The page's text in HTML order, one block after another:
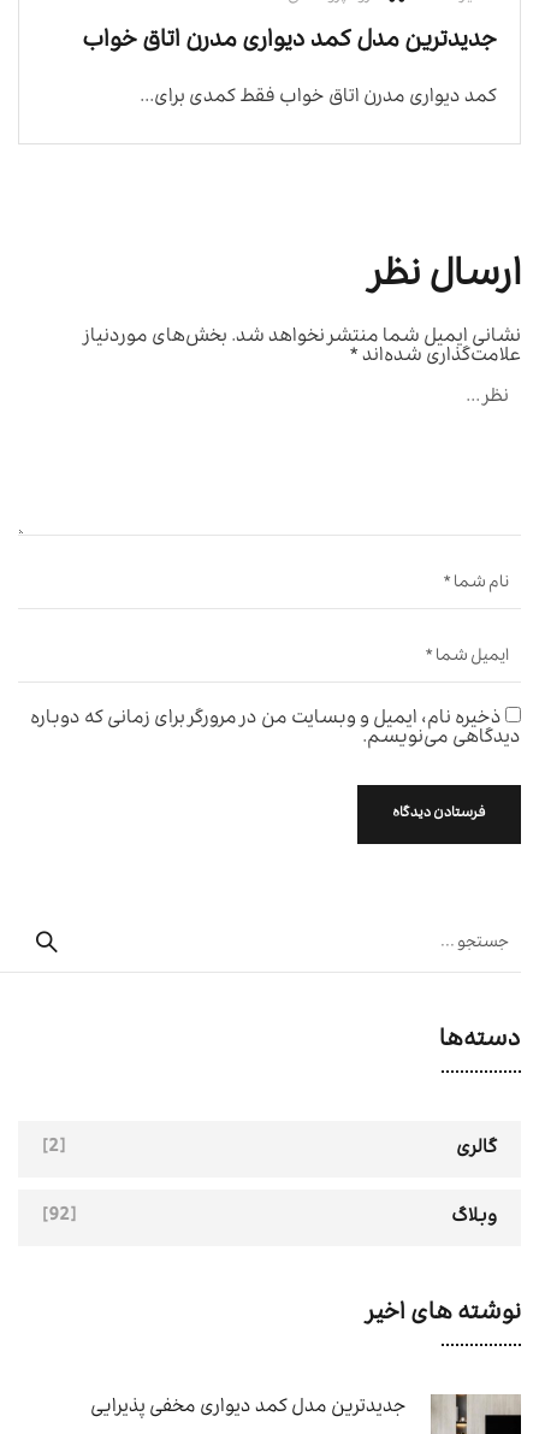
جدیدترین مدل کمد دیواری مدرن اتاق خواب
کمد دیواری مدرن اتاق خواب فقط کمدی برای...
ارسال نظر
نشانی ایمیل شما منتشر نخواهد شد.بخش‌های موردنیاز
علامت‌گذاری شده‌اند*
ذخیره نام، ایمیل و وبسایت من در مرورگر برای زمانی که دوباره
دیدگاهی می‌نویسم.
دسته‌ها
گالری [2]
وبلاگ [92]
نوشته های اخیر
جدیدترین مدل کمد دیواری مخفی پذیرایی